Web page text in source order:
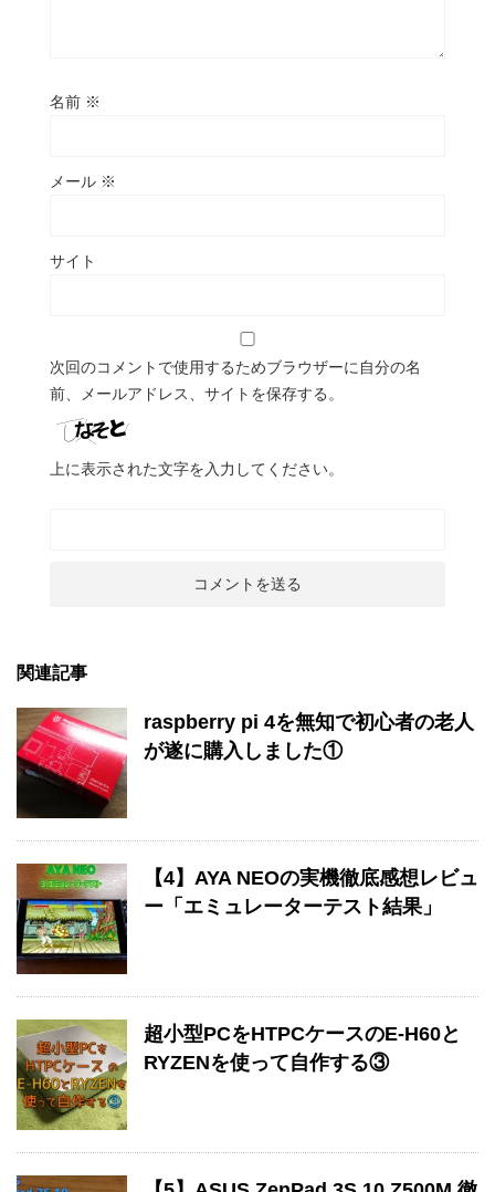
名前 ※
メール ※
サイト
次回のコメントで使用するためブラウザーに自分の名
前、メールアドレス、サイトを保存する。
上に表示された文字を入力してください。
関連記事
raspberry pi 4を無知で初心者の老人
が遂に購入しました①
【4】AYA NEOの実機徹底感想レビュ
ー「エミュレーターテスト結果」
超小型PCをHTPCケースのE-H60と
RYZENを使って自作する③